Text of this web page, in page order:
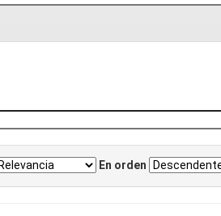
En orden